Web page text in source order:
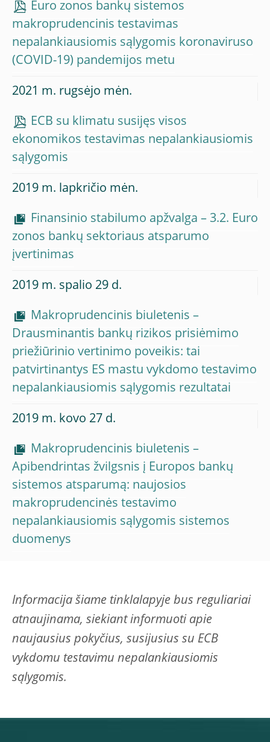
Euro zonos bankų sistemos
makroprudencinis testavimas
nepalankiausiomis sąlygomis koronaviruso
(COVID-19) pandemijos metu
2021 m. rugsėjo mėn.
ECB su klimatu susijęs visos
ekonomikos testavimas nepalankiausiomis
sąlygomis
2019 m. lapkričio mėn.
Finansinio stabilumo apžvalga – 3.2. Euro
zonos bankų sektoriaus atsparumo
įvertinimas
2019 m. spalio 29 d.
Makroprudencinis biuletenis –
Drausminantis bankų rizikos prisiėmimo
priežiūrinio vertinimo poveikis: tai
patvirtinantys ES mastu vykdomo testavimo
nepalankiausiomis sąlygomis rezultatai
2019 m. kovo 27 d.
Makroprudencinis biuletenis –
Apibendrintas žvilgsnis į Europos bankų
sistemos atsparumą: naujosios
makroprudencinės testavimo
nepalankiausiomis sąlygomis sistemos
duomenys
Informacija šiame tinklalapyje bus reguliariai
atnaujinama, siekiant informuoti apie
naujausius pokyčius, susijusius su ECB
vykdomu testavimu nepalankiausiomis
sąlygomis.